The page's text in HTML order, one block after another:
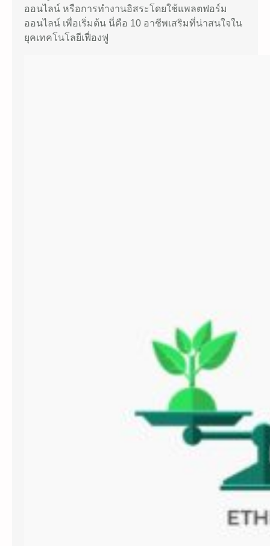
ออนไลน์ หรือการทำงานอิสระโดยใช้แพลตฟอร์ม
ออนไลน์ เพื่อเริ่มต้น นี่คือ 10 อาชีพเสริมที่น่าสนใจใน
ยุคเทคโนโลยีเฟื่องฟู